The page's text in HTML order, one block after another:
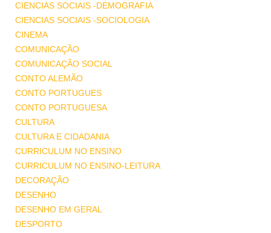
CIENCIAS SOCIAIS -DEMOGRAFIA
CIENCIAS SOCIAIS -SOCIOLOGIA
CINEMA
COMUNICAÇÃO
COMUNICAÇÃO SOCIAL
CONTO ALEMÃO
CONTO PORTUGUES
CONTO PORTUGUESA
CULTURA
CULTURA E CIDADANIA
CURRICULUM NO ENSINO
CURRICULUM NO ENSINO-LEITURA
DECORAÇÃO
DESENHO
DESENHO EM GERAL
DESPORTO